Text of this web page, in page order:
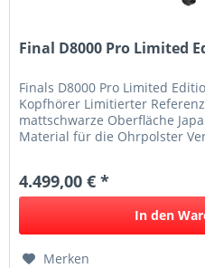
Final D8000 Pro Limited
Finals D8000 Pro Limited
Kopfhörer Limitierter
mattschwarze Oberfläche
Material für die Ohrpolster
4.499,00 € *
In den
Merken